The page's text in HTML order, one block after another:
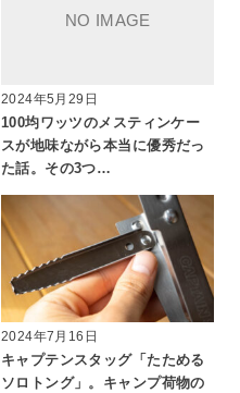
2024年5月29日
100均ワッツのメスティンケー
スが地味ながら本当に優秀だっ
た話。その3つ…
2024年7月16日
キャプテンスタッグ「たためる
ソロトング」。キャンプ荷物の